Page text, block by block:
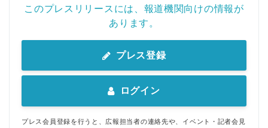
このプレスリリースには、報道機関向けの情報が
あります。
プレス登録
ログイン
プレス会員登録を行うと、広報担当者の連絡先や、イベント・記者会見